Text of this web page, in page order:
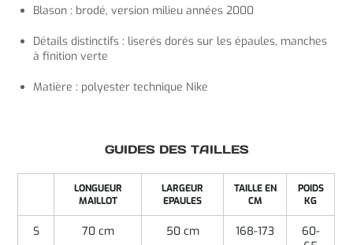
Blason : brodé, version milieu années 2000
Détails distinctifs : liserés dorés sur les épaules, manches
à finition verte
Matière : polyester technique Nike
GUIDES DES TAILLES
LONGUEUR
MAILLOT
LARGEUR
EPAULES
TAILLE EN
CM
POIDS
KG
S 70 cm 50 cm 168-173
60-